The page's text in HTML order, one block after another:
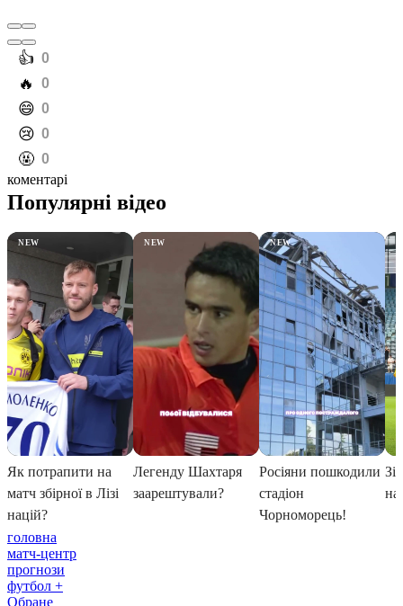
️👍 0
️🔥 0
️😄 0
️😢 0
️🤬 0
коментарі
головна
матч-центр
прогнози
футбол +
Обране